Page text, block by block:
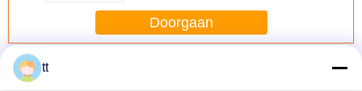
Doorgaan
MeerGeschorste toegang Platform
tt